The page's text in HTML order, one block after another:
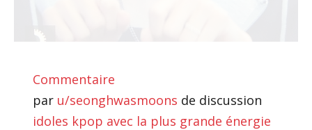
Commentaire
par u/seonghwasmoons de discussion
idoles kpop avec la plus grande énergie